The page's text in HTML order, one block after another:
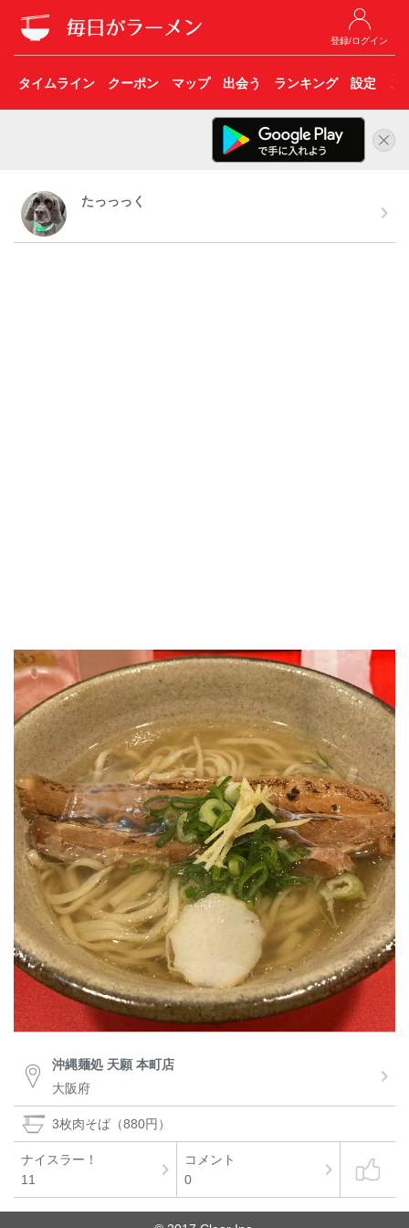
登録/ログイン
タイムライン クーポン マップ 出会う ランキング 設定 こ
たっっっく
沖縄麺処 天願 本町店
大阪府
3枚肉そば（880円）
ナイスラー！
11
コメント
0